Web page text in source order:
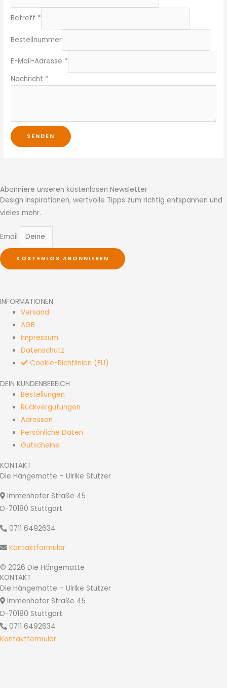
B
s
e
l
m
m
e
t
r
f
E
a
r
e
s
s
e
Betreff *
Bestellnummer
E-Mail-Adresse *
Nachricht *
SENDEN
Abonniere unseren kostenlosen Newsletter
Design Inspirationen, wertvolle Tipps zum richtig entspannen und
vieles mehr.
Email
KOSTENLOS ABONNIEREN
INFORMATIONEN
Versand
AGB
Impressum
Datenschutz
Cookie-Richtlinien (EU)
DEIN KUNDENBEREICH
Bestellungen
Rückvergütungen
Adressen
Persönliche Daten
Gutscheine
KONTAKT
Die Hängematte – Ulrike Stützer
Immenhofer Straße 45
D-70180 Stuttgart
0711 6492634
Kontaktformular
© 2026 Die Hängematte
KONTAKT
Die Hängematte – Ulrike Stützer
Immenhofer Straße 45
D-70180 Stuttgart
0711 6492634
Kontaktformular